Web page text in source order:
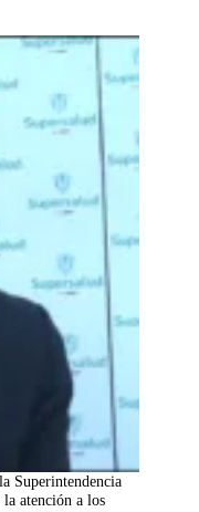
Superintendencia
atención a los